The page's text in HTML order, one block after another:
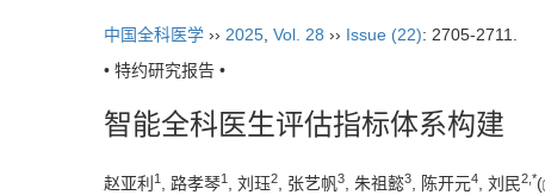
中国全科医学 ›› 2025 Vol. 28 ›› Issue (22): 2705-2711.
• 特约研究报告 •
智能全科医生评估指标体系构建
赵亚利 1 , 路孝琴1 , 刘珏2, 张艺帆3, 朱祖懿3, 陈开元4, 刘民2 *(